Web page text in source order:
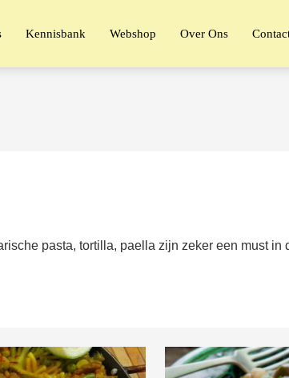
Kennisbank Webshop Over Ons
pasta, tortilla, paella zijn zeker een must in